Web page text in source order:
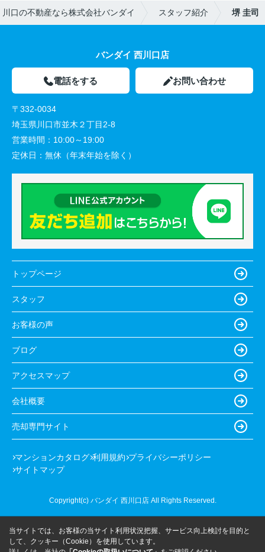
川口の不動産なら株式会社バンダイ スタッフ紹介 堺 圭司
バンダイ 西川口店
電話をする お問い合わせ
〒332-0034
埼玉県川口市並木２丁目2-8
営業時間： 10:00～19:00
定休日： 無休（年末年始を除く）
トップページ
スタッフ
お客様の声
ブログ
アクセスマップ
会社概要
売却専門サイト
マンションカタログ 利用規約 プライバシーポリシー
サイトマップ
Copyright(c) バンダイ 西川口店 All Rights Reserved.
当サイトでは、お客様の当サイト利用状況把握、サービス向上検討を目的と
して、クッキー（Cookie）を使用しています。